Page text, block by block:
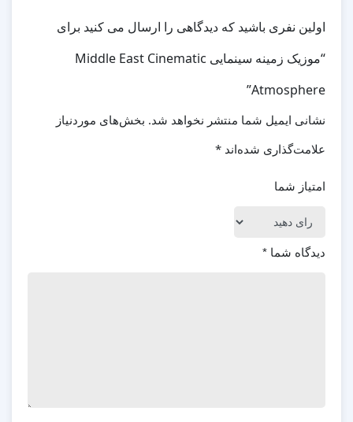
اولین نفری باشید که دیدگاهی را ارسال می کنید برای
“موزیک زمینه سینمایی Middle East Cinematic
Atmosphere”
نشانی ایمیل شما منتشر نخواهد شد. بخش‌های موردنیاز
علامت‌گذاری شده‌اند *
امتیاز شما
دیدگاه شما *